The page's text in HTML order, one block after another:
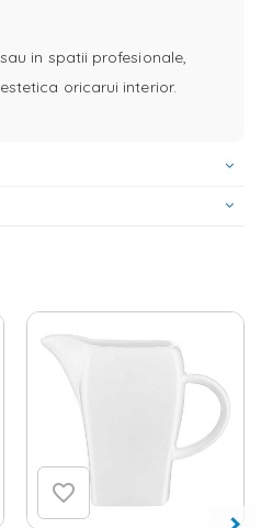
in spatii profesionale,
oricarui interior.